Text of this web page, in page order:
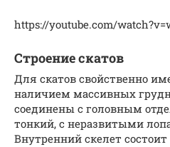
https://youtube.com/
Строение скатов
Для скатов свойственно
наличием массивных
соединены с головным
тонкий, с неразвитыми
Внутренний скелет